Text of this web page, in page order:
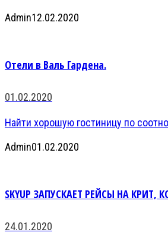
Admin12.02.2020
Отели в Валь Гардена.
01.02.2020
Найти хорошую гостиницу по
Admin01.02.2020
SKYUP ЗАПУСКАЕТ РЕЙСЫ НА КРИТ,
24.01.2020